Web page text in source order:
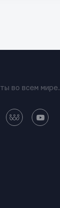
во всем мире.